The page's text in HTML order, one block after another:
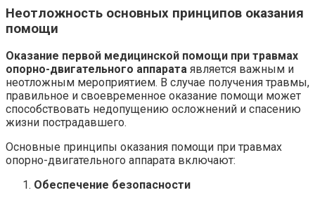
Неотложность основных принципов оказания
помощи
Оказание первой медицинской помощи при травмах
опорно-двигательного аппарата является важным и
неотложным мероприятием. В случае получения травмы,
правильное и своевременное оказание помощи может
способствовать недопущению осложнений и спасению
жизни пострадавшего.
Основные принципы оказания помощи при травмах
опорно-двигательного аппарата включают:
Обеспечение безопасности